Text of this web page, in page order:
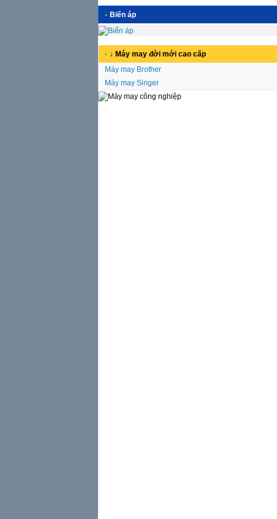
• Biến áp
• ↓ Máy may đời mới cao cấp
Máy may Brother
Máy may Singer